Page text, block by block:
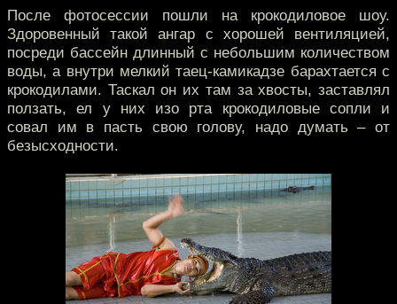
После фотосессии пошли на крокодиловое шоу.
Здоровенный такой ангар с хорошей вентиляцией,
посреди бассейн длинный с небольшим количеством
воды, а внутри мелкий таец-камикадзе барахтается с
крокодилами. Таскал он их там за хвосты, заставлял
ползать, ел у них изо рта крокодиловые сопли и
совал им в пасть свою голову, надо думать – от
безысходности.